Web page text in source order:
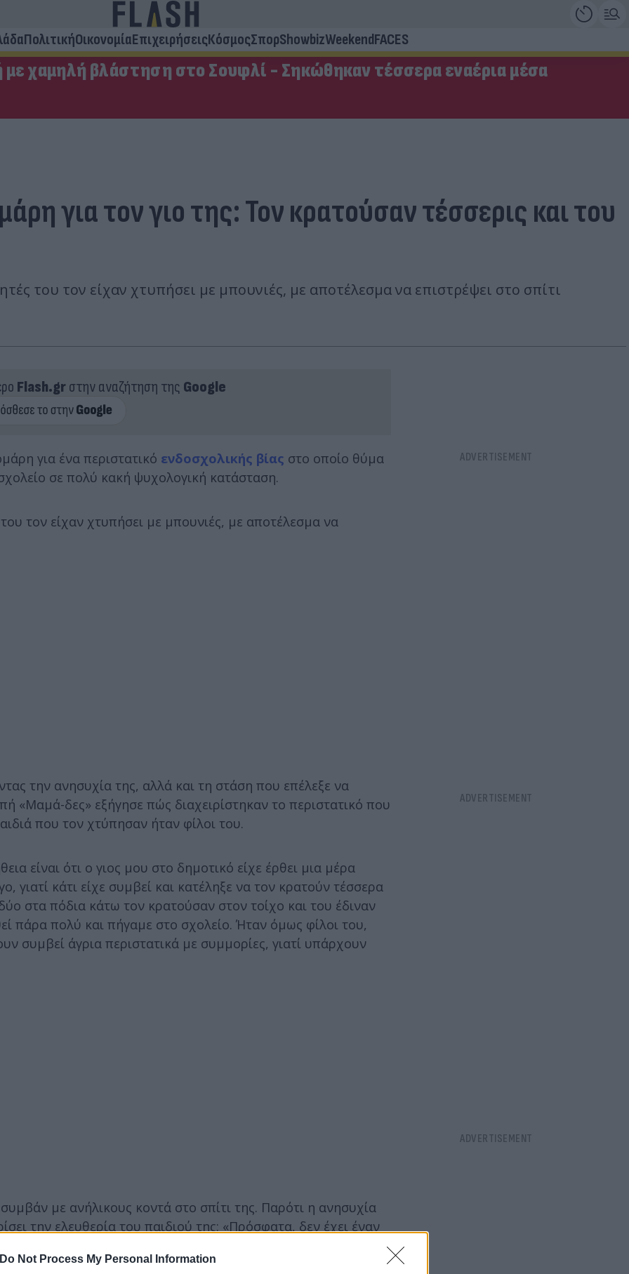
Do Not Process My Personal Information
ΠολιτικήΟικονομίαΕπιχειρήσειςΚόσμοςΣπορShowbizWeekendFACES
με χαμηλή βλάστηση στο Σουφλί - Σηκώθηκαν τέσσερα εναέρια μέσα
για τον γιο της: Τον κρατούσαν τέσσερις και του
του τον είχαν χτυπήσει με μπουνιές, με αποτέλεσμα να επιστρέψει στο σπίτι
Flash.grστην αναζήτηση της Google
για ένα περιστατικό ενδοσχολικής βίας στο οποίο θύμα
σε πολύ κακή ψυχολογική κατάσταση.
τον είχαν χτυπήσει με μπουνιές, με αποτέλεσμα να
την ανησυχία της, αλλά και τη στάση που επέλεξε να
«Μαμά-δες» εξήγησε πώς διαχειρίστηκαν το περιστατικό που
που τον χτύπησαν ήταν φίλοι του.
είναι ότι ο γιος μου στο δημοτικό είχε έρθει μια μέρα
γιατί κάτι είχε συμβεί και κατέληξε να τον κρατούν τέσσερα
στα πόδια κάτω τον κρατούσαν στον τοίχο και του έδιναν
πάρα πολύ και πήγαμε στο σχολείο. Ήταν όμως φίλοι του,
συμβεί άγρια περιστατικά με συμμορίες, γιατί υπάρχουν
με ανήλικους κοντά στο σπίτι της. Παρότι η ανησυχία
την ελευθερία του παιδιού της: «Πρόσφατα, δεν έχει έναν
σε κάποια παιδιά, που σύχναζαν στο παρκάκι στις
Μιλάμε τώρα για παιδιά 15 – 16 χρονών, όχι